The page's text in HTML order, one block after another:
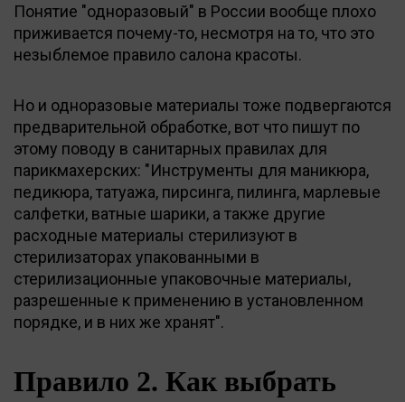
Понятие "одноразовый" в России вообще плохо
приживается почему-то, несмотря на то, что это
незыблемое правило салона красоты.
Но и одноразовые материалы тоже подвергаются
предварительной обработке, вот что пишут по
этому поводу в санитарных правилах для
парикмахерских: "Инструменты для маникюра,
педикюра, татуажа, пирсинга, пилинга, марлевые
салфетки, ватные шарики, а также другие
расходные материалы стерилизуют в
стерилизаторах упакованными в
стерилизационные упаковочные материалы,
разрешенные к применению в установленном
порядке, и в них же хранят".
Правило 2. Как выбрать